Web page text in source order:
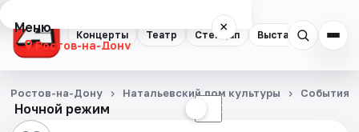
Концерты Театр Стендап Выставки
Меню ×
Ростов-на-Дону
Концерты
Театр
Ночной режим ☾
Ростов-на-Дону Натальевский дом культуры События